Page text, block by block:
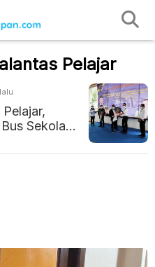
Pelajar
Sekolah